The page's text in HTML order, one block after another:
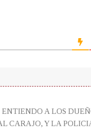
A LOS
CARAJO, Y LA